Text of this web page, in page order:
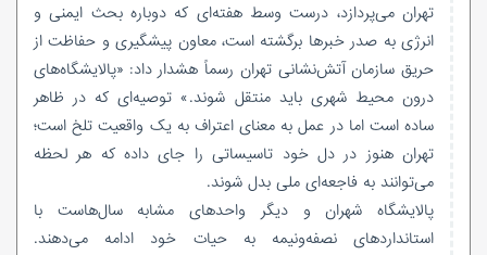
تهران می‌پردازد، درست وسط هفته‌ای که دوباره بحث ایمنی و
انرژی به صدر خبرها برگشته است، معاون پیشگیری و حفاظت از
حریق سازمان آتش‌نشانی تهران رسماً هشدار داد: «پالایشگاه‌های
درون محیط شهری باید منتقل شوند.» توصیه‌ای که در ظاهر
ساده است اما در عمل به معنای اعتراف به یک واقعیت تلخ است؛
تهران هنوز در دل خود تاسیساتی را جای داده که هر لحظه
می‌توانند به فاجعه‌ای ملی بدل شوند.
پالایشگاه شهران و دیگر واحدهای مشابه سال‌هاست با
استانداردهای نصفه‌ونیمه به حیات خود ادامه می‌دهند.